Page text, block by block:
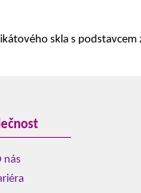
skla s podstavcem
nás